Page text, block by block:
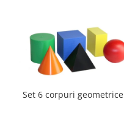
Set 6 corpuri geometrice